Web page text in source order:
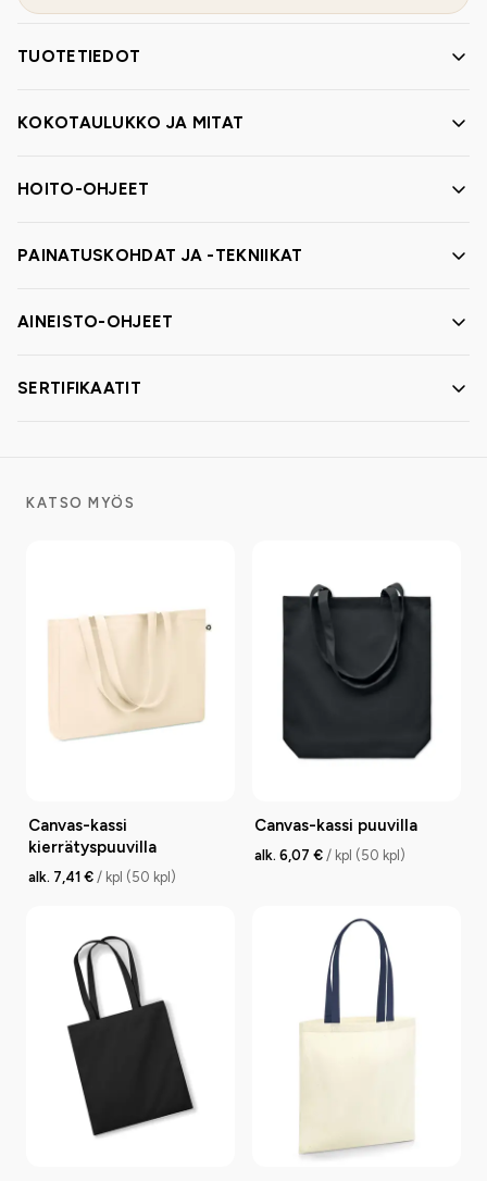
TUOTETIEDOT
KOKOTAULUKKO JA MITAT
HOITO-OHJEET
PAINATUSKOHDAT JA -TEKNIIKAT
AINEISTO-OHJEET
SERTIFIKAATIT
KATSO MYÖS
Canvas-kassi
kierrätyspuuvilla
alk. 7,41 € / kpl (50 kpl)
Canvas-kassi puuvilla
alk. 6,07 € / kpl (50 kpl)